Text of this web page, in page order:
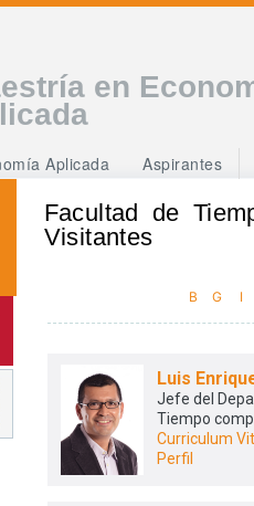
en
Aplicada Aspirantes
Facultad de
Visitantes
B G I
Luis
Jefe del
Tiempo
Curriculum
Perfil